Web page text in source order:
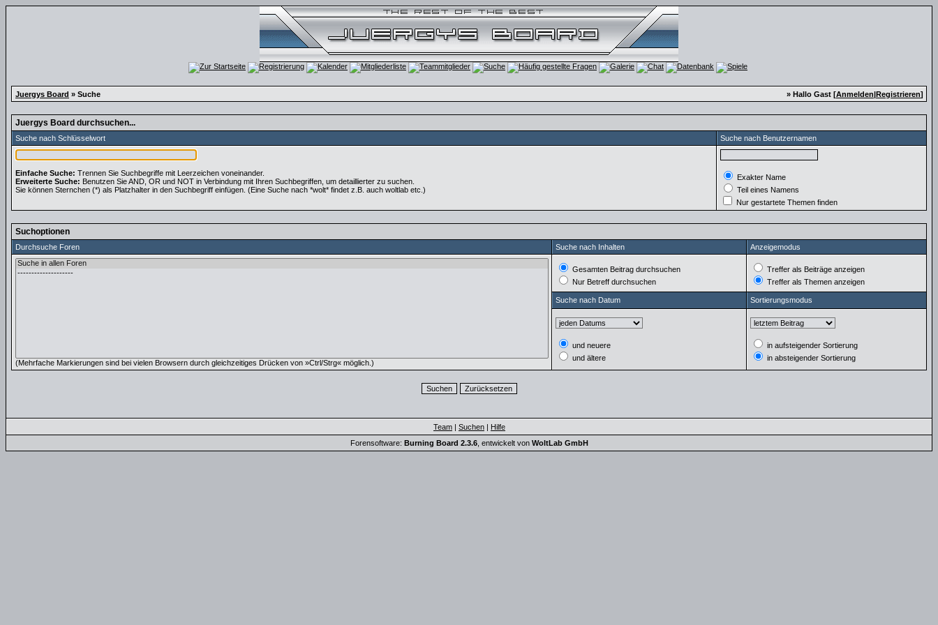
Juergys Board » Suche » Hallo Gast [Anmelden|Registrieren]
Juergys Board durchsuchen...
Suche nach Schlüsselwort Suche nach Benutzernamen
Einfache Suche: Trennen Sie Suchbegriffe mit Leerzeichen voneinander.
Erweiterte Suche: Benutzen Sie AND, OR und NOT in Verbindung mit Ihren Suchbegriffen, um detaillierter zu suchen.
Sie können Sternchen (*) als Platzhalter in den Suchbegriff einfügen. (Eine Suche nach *wolt* findet z.B. auch woltlab etc.)
Exakter Name
Teil eines Namens
Nur gestartete Themen finden
Suchoptionen
Durchsuche Foren Suche nach Inhalten Anzeigemodus
(Mehrfache Markierungen sind bei vielen Browsern durch gleichzeitiges Drücken von »Ctrl/Strg« möglich.)
Gesamten Beitrag durchsuchen
Nur Betreff durchsuchen
Treffer als Beiträge anzeigen
Treffer als Themen anzeigen
Suche nach Datum Sortierungsmodus
und neuere
und ältere
in aufsteigender Sortierung
in absteigender Sortierung
Team | Suchen | Hilfe
Forensoftware: Burning Board 2.3.6 , entwickelt von WoltLab GmbH